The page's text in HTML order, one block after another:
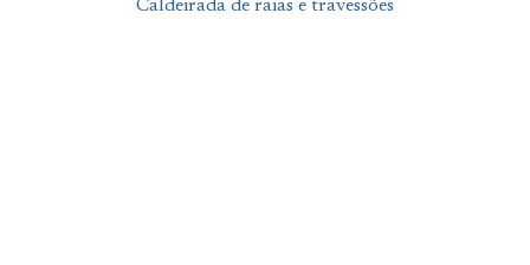
Caldeirada de raias e travessões